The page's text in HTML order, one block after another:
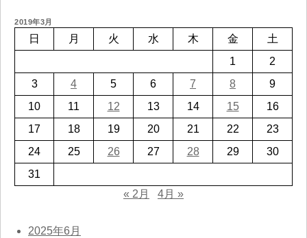
2019年3月
日 月 火 水 木 金
土
1
2
3
4 5 6 7 8
9
10
11 12 13 14 15
16
17
18 19 20 21 22
23
24
25 26 27 28 29
30
31
« 2月
4月 »
2025年6月